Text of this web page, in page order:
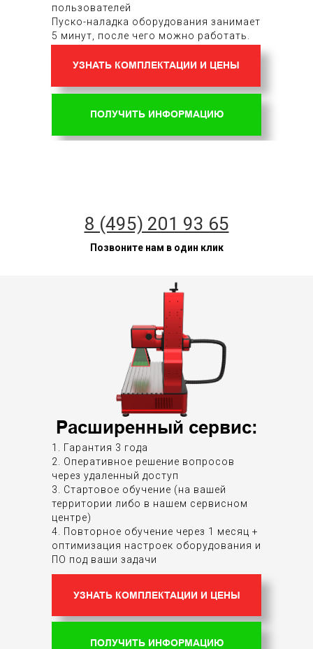
пользователей
Пуско-наладка оборудования занимает
5 минут, после чего можно работать.
УЗНАТЬ КОМПЛЕКТАЦИИ И ЦЕНЫ
ПОЛУЧИТЬ ИНФОРМАЦИЮ
8 (495) 201 93 65
Позвоните нам в один клик
1. Гарантия 3 года
2. Оперативное решение вопросов
через удаленный доступ
3. Стартовое обучение (на вашей
территории либо в нашем сервисном
центре)
4. Повторное обучение через 1 месяц +
оптимизация настроек оборудования и
ПО под ваши задачи
Расширенный сервис:
УЗНАТЬ КОМПЛЕКТАЦИИ И ЦЕНЫ
ПОЛУЧИТЬ ИНФОРМАЦИЮ